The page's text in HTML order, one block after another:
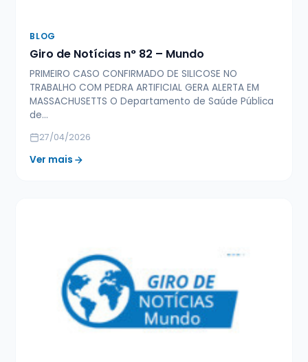
BLOG
Giro de Notícias n° 82 – Mundo
PRIMEIRO CASO CONFIRMADO DE SILICOSE NO
TRABALHO COM PEDRA ARTIFICIAL GERA ALERTA EM
MASSACHUSETTS O Departamento de Saúde Pública
de…
27/04/2026
Ver mais